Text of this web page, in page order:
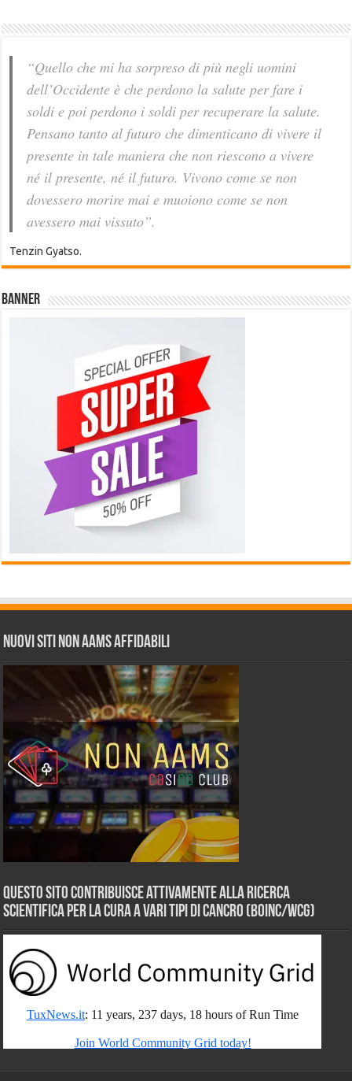
“Quello che mi ha sorpreso di più negli uomini
dell’Occidente è che perdono la salute per fare i
soldi e poi perdono i soldi per recuperare la salute.
Pensano tanto al futuro che dimenticano di vivere il
presente in tale maniera che non riescono a vivere
né il presente, né il futuro. Vivono come se non
dovessero morire mai e muoiono come se non
avessero mai vissuto”.
Tenzin Gyatso.
Banner
Nuovi siti non AAMS affidabili
Questo sito contribuisce attivamente alla ricerca
scientifica per la cura a vari tipi di Cancro (BOINC/WCG)